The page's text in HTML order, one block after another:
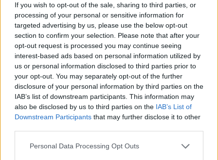
If you wish to opt-out of the sale, sharing to third parties, or
processing of your personal or sensitive information for
targeted advertising by us, please use the below opt-out
section to confirm your selection. Please note that after your
opt-out request is processed you may continue seeing
interest-based ads based on personal information utilized by
us or personal information disclosed to third parties prior to
your opt-out. You may separately opt-out of the further
disclosure of your personal information by third parties on the
IAB’s list of downstream participants. This information may
also be disclosed by us to third parties on the IAB’s List of
Downstream Participants that may further disclose it to other
Personal Data Processing Opt Outs